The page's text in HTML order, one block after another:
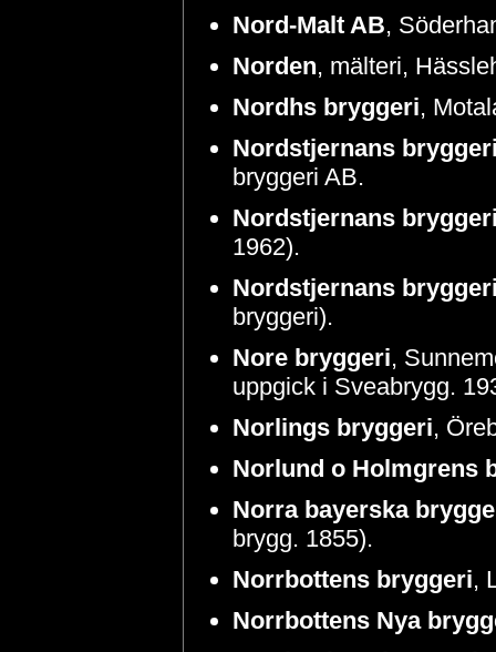
Nord-Malt AB,
Norden, mälteri,
Nordhs bryggeri,
Nordstjernans
bryggeri AB.
Nordstjernans
1962).
Nordstjernans
bryggeri).
Nore bryggeri,
uppgick i Sveabrygg.
Norlings bryggeri,
Norlund o Holmgrens
Norra bayerska
brygg. 1855).
Norrbottens bryggeri,
Norrbottens Nya